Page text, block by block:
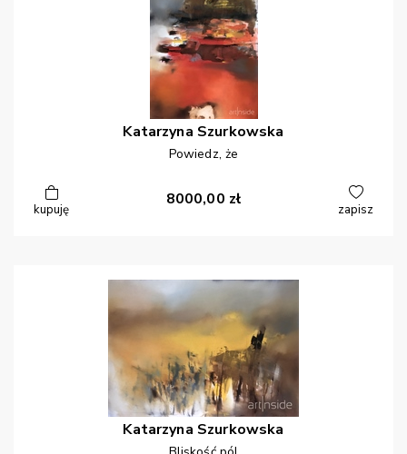
Katarzyna Szurkowska
Powiedz, że
kupuję
8000,00 zł
zapisz
Katarzyna Szurkowska